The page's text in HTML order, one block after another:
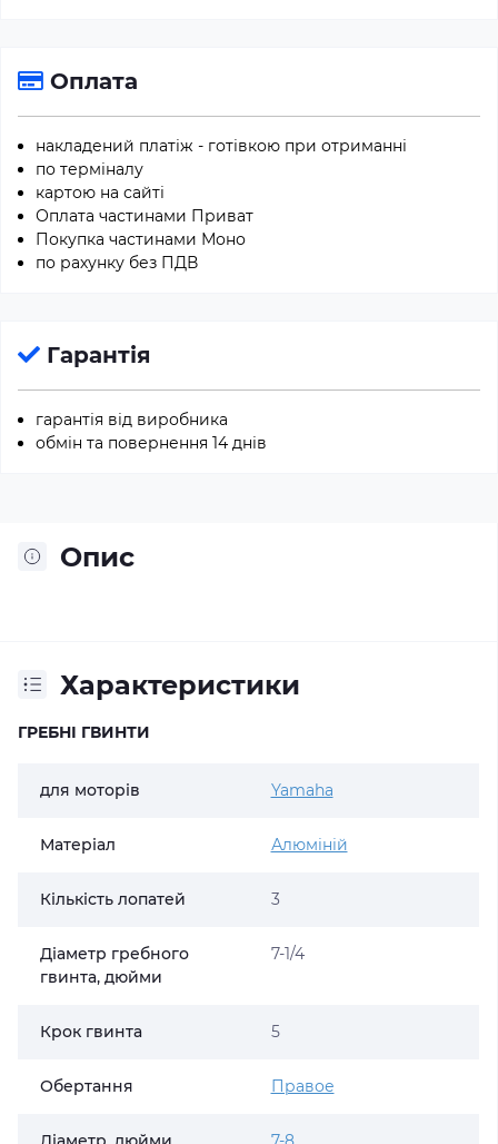
Оплата
накладений платіж - готівкою при отриманні
по терміналу
картою на сайті
Оплата частинами Приват
Покупка частинами Моно
по рахунку без ПДВ
Гарантія
гарантія від виробника
обмін та повернення 14 днів
Опис
Характеристики
ГРЕБНІ ГВИНТИ
для моторів Yamaha
Матеріал Алюміній
Кількість лопатей 3
Діаметр гребного
гвинта, дюйми
7-1/4
Крок гвинта 5
Обертання Правое